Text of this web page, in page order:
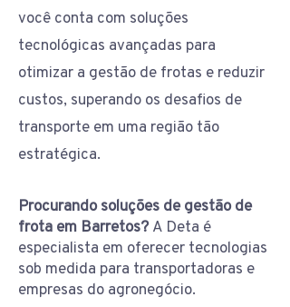
você conta com soluções
tecnológicas avançadas para
otimizar a gestão de frotas e reduzir
custos, superando os desafios de
transporte em uma região tão
estratégica.
Procurando soluções de gestão de
frota em Barretos? A Deta é
especialista em oferecer tecnologias
sob medida para transportadoras e
empresas do agronegócio.